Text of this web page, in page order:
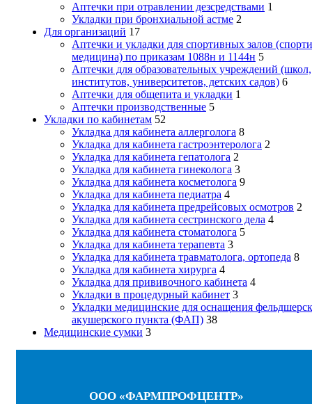
Аптечки при отравлении дезсредствами 1
Укладки при бронхиальной астме 2
Для организаций 17
Аптечки и укладки для спортивных залов
медицина) по приказам 1088н и 1144н 5
Аптечки для образовательных учреждений (школ,
институтов, университетов, детских садов) 6
Аптечки для общепита и укладки 1
Аптечки производственные 5
Укладки по кабинетам 52
Укладка для кабинета аллерголога 8
Укладка для кабинета гастроэнтеролога 2
Укладка для кабинета гепатолога 2
Укладка для кабинета гинеколога 3
Укладка для кабинета косметолога 9
Укладка для кабинета педиатра 4
Укладка для кабинета предрейсовых осмотров 2
Укладка для кабинета сестринского дела 4
Укладка для кабинета стоматолога 5
Укладка для кабинета терапевта 3
Укладка для кабинета травматолога, ортопеда 8
Укладка для кабинета хирурга 4
Укладка для прививочного кабинета 4
Укладки в процедурный кабинет 3
Укладки медицинские для оснащения
акушерского пункта (ФАП) 38
Медицинские сумки 3
ООО «ФАРМПРОФЦЕНТР»